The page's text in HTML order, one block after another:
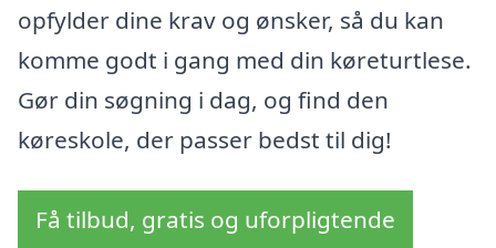
opfylder dine krav og ønsker, så du kan
komme godt i gang med din køreturtlese.
Gør din søgning i dag, og find den
køreskole, der passer bedst til dig!
Få tilbud, gratis og uforpligtende